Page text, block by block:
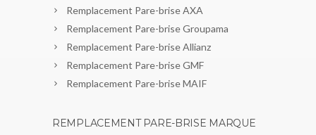
Remplacement Pare-brise AXA
Remplacement Pare-brise Groupama
Remplacement Pare-brise Allianz
Remplacement Pare-brise GMF
Remplacement Pare-brise MAIF
REMPLACEMENT PARE-BRISE MARQUE